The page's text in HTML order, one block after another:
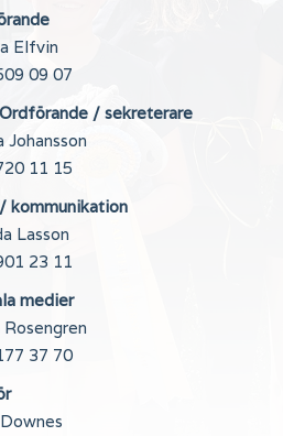
Elfvin
09 07
/ sekreterare
Johansson
11 15
kommunikation
Lasson
23 11
medier
Rosengren
37 70